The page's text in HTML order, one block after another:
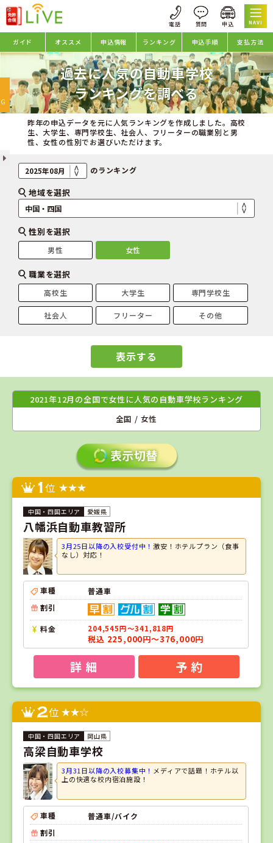
NAVI
ガイド オススメ 申込情報 ランキング 申込手順 支払方法
過去に人気の自動車学校
ランキングを調べる
昨年の申込データを元に人気ランキングを作成しました。高校
生、大学生、専門学校生、社会人、フリーターの職業別と男
性、女性の性別でお選びいただけます。
のランキング
地域を選択
性別を選択
男性 女性
職業を選択
高校生 大学生 専門学校生
社会人 フリーター その他
表示する
2021年12月の全国で女性に人気の自動車学校ランキング
全国 / 女性
1位
愛媛県
八幡浜自動車教習所
3月25日以降の入校受付中！激安！ホテルプラン（食事
なし）対応！
車種
普通車
割引
料金 204,545円～341,818円
税込 225,000円～376,000円
詳 細 予 約
2位
岡山県
高梁自動車学校
3月31日以降の入校募集中！ メディアで話題！ホテル以
上の快適な校内宿泊施設！
車種
普通車/バイク
割引